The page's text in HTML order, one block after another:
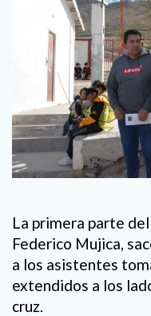
La primera parte
Federico Mujica,
a los asistentes
extendidos a los
cruz.